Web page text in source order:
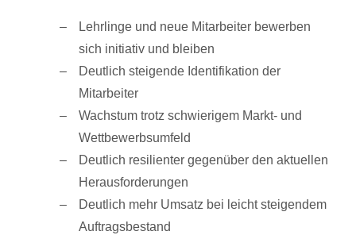
Lehrlinge und neue Mitarbeiter bewerben
sich initiativ und bleiben
Deutlich steigende Identifikation der
Mitarbeiter
Wachstum trotz schwierigem Markt- und
Wettbewerbsumfeld
Deutlich resilienter gegenüber den aktuellen
Herausforderungen
Deutlich mehr Umsatz bei leicht steigendem
Auftragsbestand